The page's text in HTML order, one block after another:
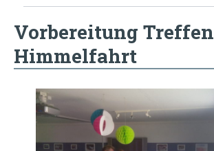
Vorbereitung
Himmelfahrt